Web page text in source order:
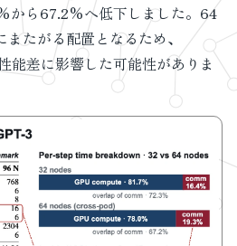
から67.2%へ低下しました。64
たがる配置となるため、
能差に影響した可能性がありま